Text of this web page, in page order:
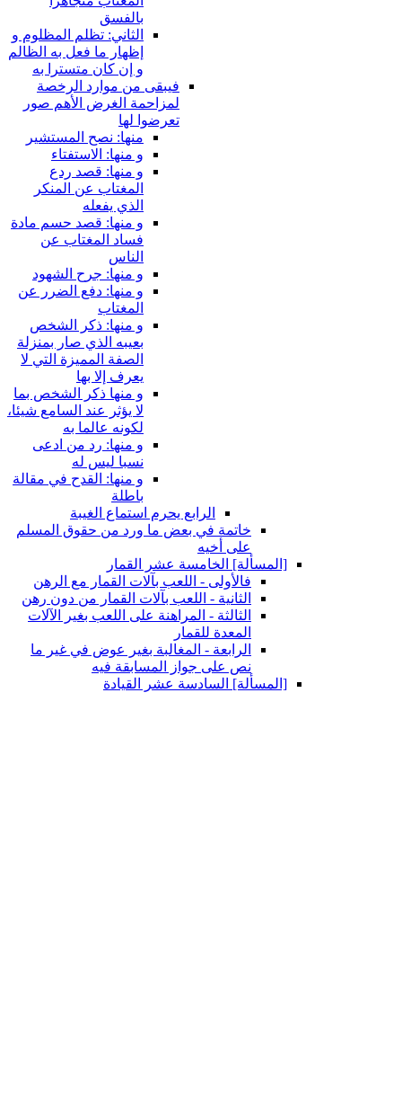
بالفسق
الثاني: تظلم المظلوم و
إظهار ما فعل به الظالم
و إن كان متسترا به
فيبقى من موارد الرخصة
لمزاحمة الغرض الأهم صور
تعرضوا لها
منها: نصح المستشير
و منها: الاستفتاء
و منها: قصد ردع
المغتاب عن المنكر
الذي يفعله
و منها: قصد حسم مادة
فساد المغتاب عن
الناس
و منها: جرح الشهود
و منها: دفع الضرر عن
المغتاب
و منها: ذكر الشخص
بعيبه الذي صار بمنزلة
الصفة المميزة التي لا
يعرف إلا بها
و منها ذكر الشخص بما
لا يؤثر عند السامع شيئا،
لكونه عالما به
و منها: رد من ادعى
نسبا ليس له
و منها: القدح في مقالة
باطلة
الرابع يحرم استماع الغيبة
خاتمة في بعض ما ورد من حقوق المسلم
على أخيه
[المسألة] الخامسة عشر القمار
فالأولى - اللعب بآلات القمار مع الرهن
الثانية - اللعب بآلات القمار من دون رهن
الثالثة - المراهنة على اللعب بغير الآلات
المعدة للقمار
الرابعة - المغالبة بغير عوض في غير ما
نص على جواز المسابقة فيه
[المسألة] السادسة عشر القيادة